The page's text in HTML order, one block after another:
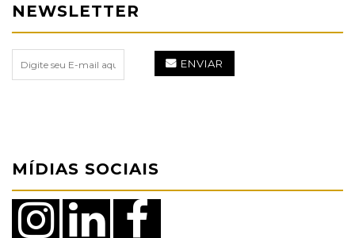
NEWSLETTER
ENVIAR
MÍDIAS SOCIAIS